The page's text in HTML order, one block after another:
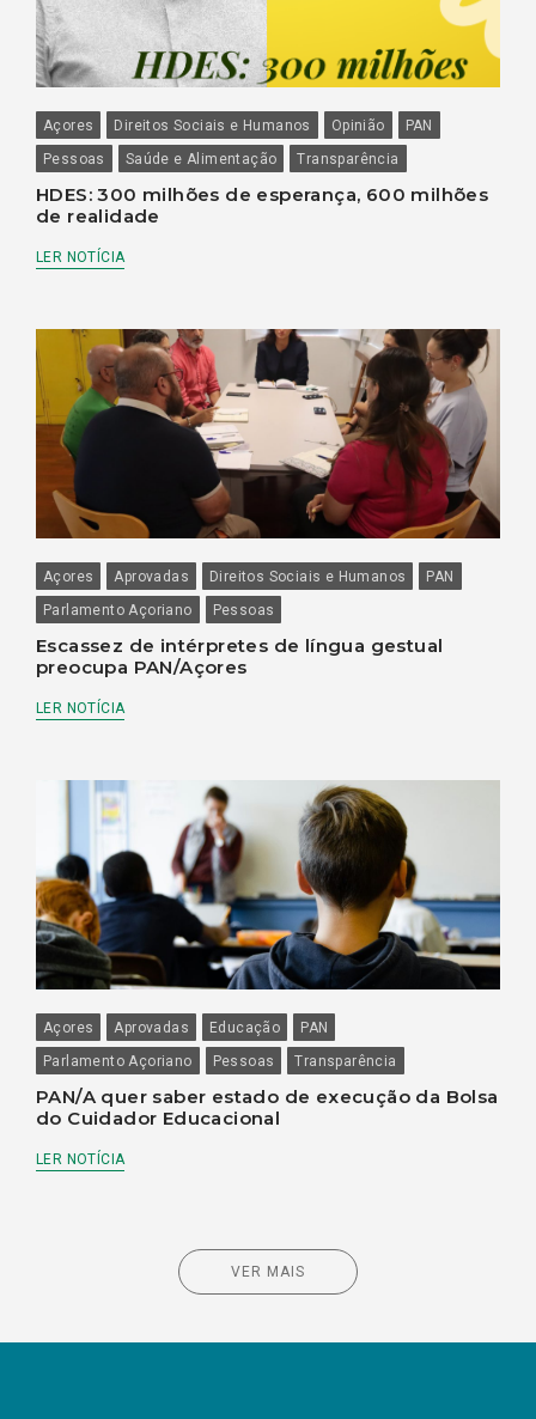
Açores Direitos Sociais e Humanos Opinião
PAN
Pessoas
Saúde e Alimentação Transparência
HDES: 300 milhões de esperança, 600 milhões
de realidade
LER NOTÍCIA
Açores Aprovadas Direitos Sociais e Humanos
PAN
Parlamento Açoriano
Pessoas
Escassez de intérpretes de língua gestual
preocupa PAN/Açores
LER NOTÍCIA
Açores Aprovadas Educação
PAN
Parlamento Açoriano
Pessoas Transparência
PAN/A quer saber estado de execução da Bolsa
do Cuidador Educacional
LER NOTÍCIA
VER MAIS